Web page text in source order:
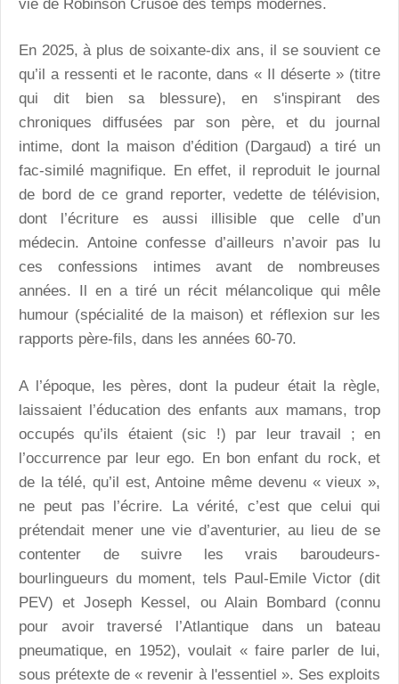
vie de Robinson Crusoé des temps modernes.
En 2025, à plus de soixante-dix ans, il se souvient ce
qu’il a ressenti et le raconte, dans « Il déserte » (titre
qui dit bien sa blessure), en s'inspirant des
chroniques diffusées par son père, et du journal
intime, dont la maison d’édition (Dargaud) a tiré un
fac-similé magnifique. En effet, il reproduit le journal
de bord de ce grand reporter, vedette de télévision,
dont l’écriture es aussi illisible que celle d’un
médecin. Antoine confesse d’ailleurs n’avoir pas lu
ces confessions intimes avant de nombreuses
années. Il en a tiré un récit mélancolique qui mêle
humour (spécialité de la maison) et réflexion sur les
rapports père-fils, dans les années 60-70.
A l’époque, les pères, dont la pudeur était la règle,
laissaient l’éducation des enfants aux mamans, trop
occupés qu’ils étaient (sic !) par leur travail ; en
l’occurrence par leur ego. En bon enfant du rock, et
de la télé, qu’il est, Antoine même devenu « vieux »,
ne peut pas l’écrire. La vérité, c’est que celui qui
prétendait mener une vie d’aventurier, au lieu de se
contenter de suivre les vrais baroudeurs-
bourlingueurs du moment, tels Paul-Emile Victor (dit
PEV) et Joseph Kessel, ou Alain Bombard (connu
pour avoir traversé l’Atlantique dans un bateau
pneumatique, en 1952), voulait « faire parler de lui,
sous prétexte de « revenir à l'essentiel ». Ses exploits